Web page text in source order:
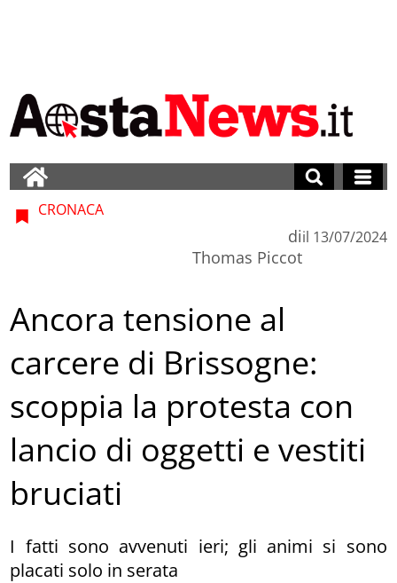
CRONACA
di
Thomas Piccot
il 13/07/2024
Ancora tensione al
carcere di Brissogne:
scoppia la protesta con
lancio di oggetti e vestiti
bruciati
I fatti sono avvenuti ieri; gli animi si sono
placati solo in serata